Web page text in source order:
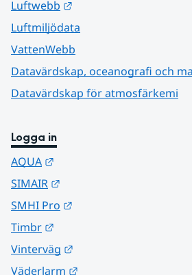
Luftwebb
Luftmiljödata
VattenWebb
Datavärdskap, oceanografi och
Datavärdskap för atmosfärkemi
Logga in
AQUA
SIMAIR
SMHI Pro
Timbr
Vinterväg
Väderlarm